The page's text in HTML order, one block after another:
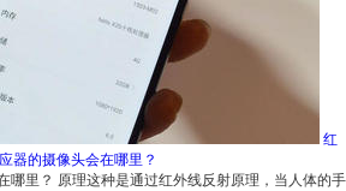
红
器的摄像头会在哪里？
哪里？ 原理这种是通过红外线反射原理，当人体的手